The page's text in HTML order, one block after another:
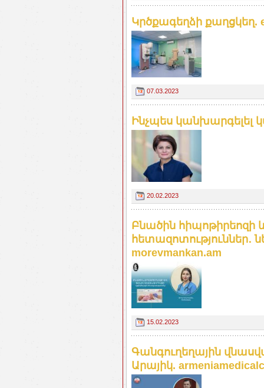
Կրծքագեղձի քաղցկեղ.
07.03.2023
Ինչպես կանխարգելել
20.02.2023
Բնածին հիպոթիրեոզի
հետազոտություններ․
morevmankan.am
15.02.2023
Գանգուղեղային
Արայիկ.